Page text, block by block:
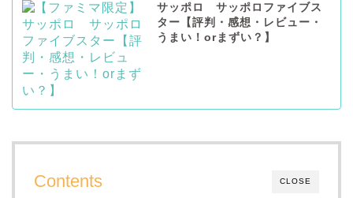
サッポロ サッポロファイブス
ター【評判・感想・レビュー・
うまい！orまずい？】
CLOSE
Contents